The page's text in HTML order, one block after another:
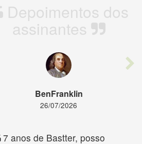
Depoimentos dos
assinantes
Previous
BenFranklin
26/07/2026
7 anos de Bastter, posso